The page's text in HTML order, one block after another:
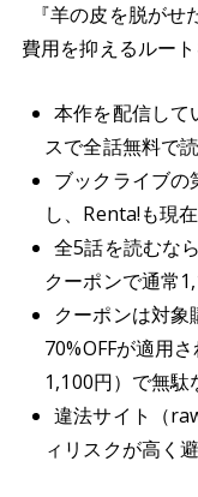
『羊の皮を脱が
費用を抑えるルー
本作を配信して
スで全話無料で
ブックライブの
し、Renta!も現
全5話を読むな
クーポンで通常
クーポンは対
70%OFFが適用
1,100円）で無駄
違法サイト（
ィリスクが高く